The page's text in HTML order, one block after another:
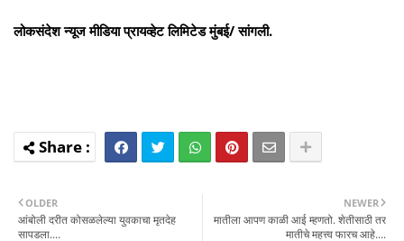
लोकसंदेश न्यूज मीडिया प्रायव्हेट लिमिटेड मुंबई/ सांगली.
NEWER
मातीला आपण काळी आई म्हणतो. शेतीसाठी तर
मातीचे महत्त्व फारच आहे....
OLDER
आंबोली दरीत कोसळलेल्या युवकाचा मृतदेह
सापडला....